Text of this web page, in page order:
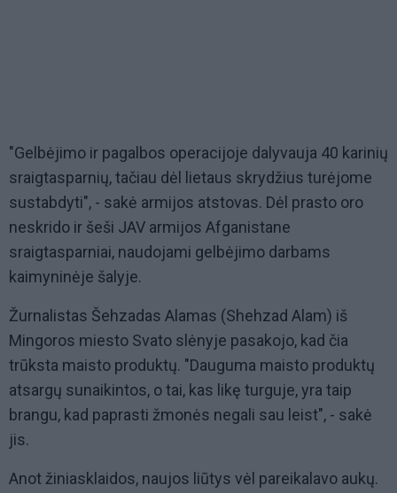
"Gelbėjimo ir pagalbos operacijoje dalyvauja 40 karinių
sraigtasparnių, tačiau dėl lietaus skrydžius turėjome
sustabdyti", - sakė armijos atstovas. Dėl prasto oro
neskrido ir šeši JAV armijos Afganistane
sraigtasparniai, naudojami gelbėjimo darbams
kaimyninėje šalyje.
Žurnalistas Šehzadas Alamas (Shehzad Alam) iš
Mingoros miesto Svato slėnyje pasakojo, kad čia
trūksta maisto produktų. "Dauguma maisto produktų
atsargų sunaikintos, o tai, kas likę turguje, yra taip
brangu, kad paprasti žmonės negali sau leist", - sakė
jis.
Anot žiniasklaidos, naujos liūtys vėl pareikalavo aukų.